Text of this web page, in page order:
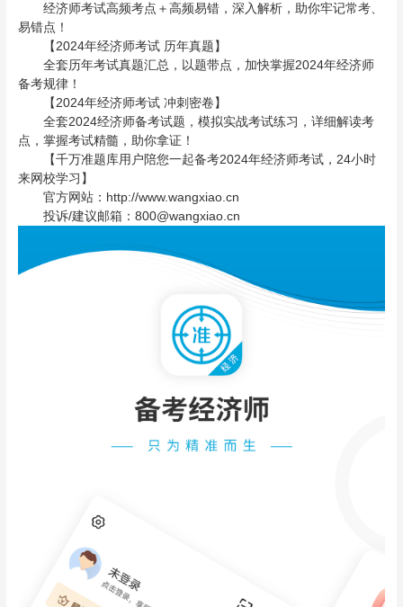
经济师考试高频考点＋高频易错，深入解析，助你牢记常考、
易错点！
【2024年经济师考试 历年真题】
全套历年考试真题汇总，以题带点，加快掌握2024年经济师
备考规律！
【2024年经济师考试 冲刺密卷】
全套2024经济师备考试题，模拟实战考试练习，详细解读考
点，掌握考试精髓，助你拿证！
【千万准题库用户陪您一起备考2024年经济师考试，24小时
来网校学习】
官方网站：http://www.wangxiao.cn
投诉/建议邮箱：800@wangxiao.cn